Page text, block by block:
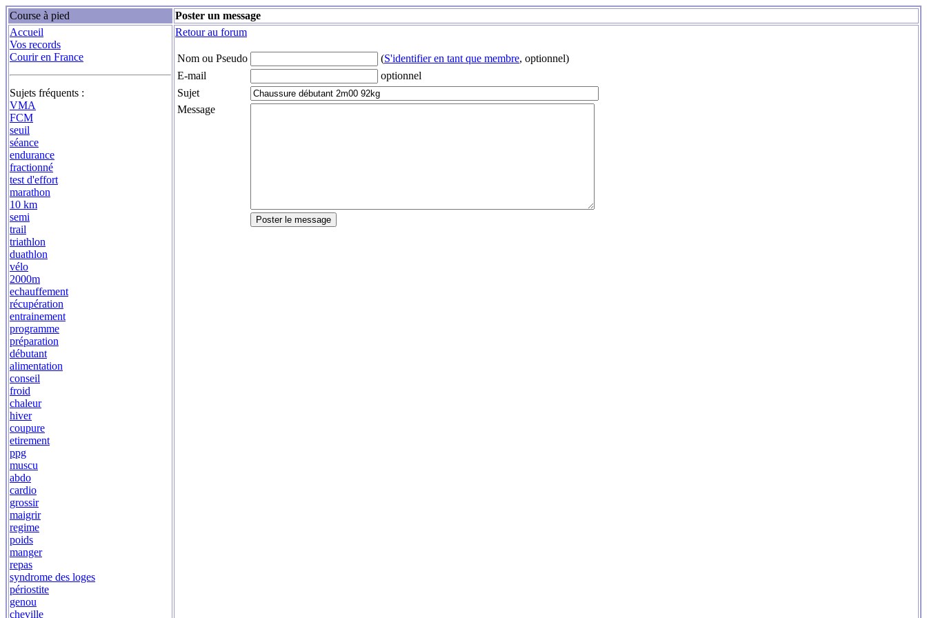
Course à pied
Poster un message
Accueil
Vos records
Courir en France
Sujets fréquents :
VMA
FCM
seuil
séance
endurance
fractionné
test d'effort
marathon
10 km
semi
trail
triathlon
duathlon
vélo
2000m
echauffement
récupération
entrainement
programme
préparation
débutant
alimentation
conseil
froid
chaleur
hiver
coupure
etirement
ppg
muscu
abdo
cardio
grossir
maigrir
regime
poids
manger
repas
syndrome des loges
périostite
genou
cheville
Retour au forum
Nom ou Pseudo (S'identifier en tant que membre, optionnel)
E-mail
optionnel
Sujet
Message